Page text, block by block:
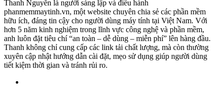
Thanh Nguyễn là người sáng lập và điều hành
phanmemmaytinh.vn, một website chuyên chia sẻ các phần mềm
hữu ích, đáng tin cậy cho người dùng máy tính tại Việt Nam. Với
hơn 5 năm kinh nghiệm trong lĩnh vực công nghệ và phần mềm,
anh luôn đặt tiêu chí “an toàn – dễ dùng – miễn phí” lên hàng đầu.
Thanh không chỉ cung cấp các link tải chất lượng, mà còn thường
xuyên cập nhật hướng dẫn cài đặt, mẹo sử dụng giúp người dùng
tiết kiệm thời gian và tránh rủi ro.